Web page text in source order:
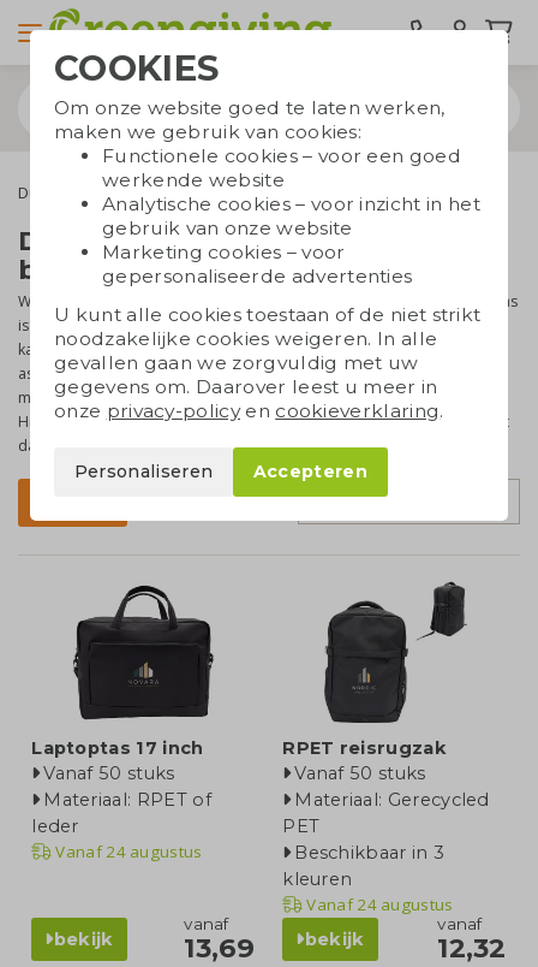
Duurzame tassen Laptoptassen
Duurzame laptoptassen
bedrukken
Wil je
met je logo? Een laptoptas
is een praktisch relatiegeschenk dat dagelijks wordt gebruikt op
kantoor, onderweg en tijdens zakelijke afspraken. In ons
assortiment vind je duurzame laptoptassen van gerecyclede
materialen zoals RPET, gerecycled polyester, canvas en katoen.
Hiermee geef je medewerkers en relaties een functioneel product
dat jouw merk langdurig zichtbaar maakt.
Sorteer op
Laptoptas 17 inch
Vanaf 50 stuks
Materiaal: RPET of
leder
Vanaf24 augustus
bekijk
vanaf
13,69
RPET reisrugzak
Vanaf 50 stuks
Materiaal: Gerecycled
PET
Beschikbaar in 3
kleuren
Vanaf24 augustus
bekijk
vanaf
12,32
COOKIES
Om onze website goed te laten werken,
maken we gebruik van cookies:
Functionele cookies – voor een goed
werkende website
Analytische cookies – voor inzicht in het
gebruik van onze website
Marketing cookies – voor
gepersonaliseerde advertenties
U kunt alle cookies toestaan of de niet strikt
noodzakelijke cookies weigeren. In alle
gevallen gaan we zorgvuldig met uw
gegevens om. Daarover leest u meer in
onze privacy-policyen cookieverklaring.
Personaliseren Accepteren